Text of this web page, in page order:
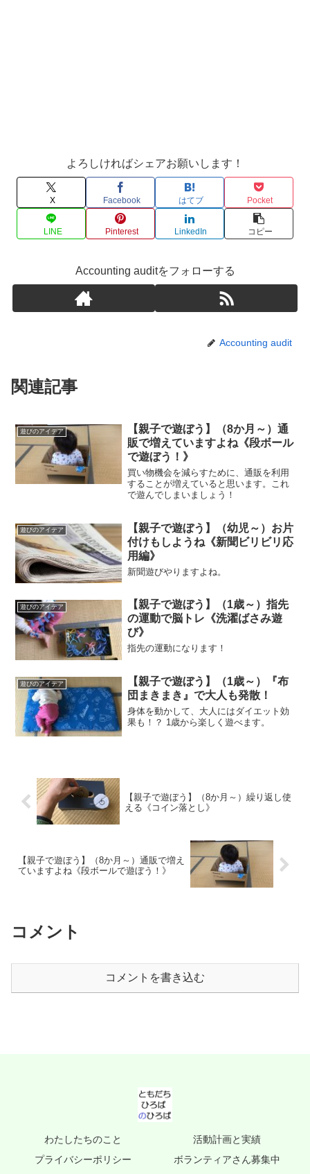
よろしければシェアお願いします！
X Facebook はてブ Pocket
LINE Pinterest LinkedIn コピー
Accounting auditをフォローする
Accounting audit
関連記事
遊びのアイデア
【親子で遊ぼう】（8か月～）通
販で増えていますよね《段ボール
で遊ぼう！》
買い物機会を減らすために、通販を利用
することが増えていると思います。これ
で遊んでしまいましょう！
遊びのアイデア
【親子で遊ぼう】（幼児～）お片
付けもしようね《新聞ビリビリ応
用編》
新聞遊びやりますよね。
遊びのアイデア
【親子で遊ぼう】（1歳～）指先
の運動で脳トレ《洗濯ばさみ遊
び》
指先の運動になります！
遊びのアイデア
【親子で遊ぼう】（1歳～）『布
団まきまき』で大人も発散！
身体を動かして、大人にはダイエット効
果も！？ 1歳から楽しく遊べます。
【親子で遊ぼう】（8か月～）繰り返し使
える《コイン落とし》
【親子で遊ぼう】（8か月～）通販で増え
ていますよね《段ボールで遊ぼう！》
コメント
コメントを書き込む
わたしたちのこと
活動計画と実績
プライバシーポリシー
ボランティアさん募集中